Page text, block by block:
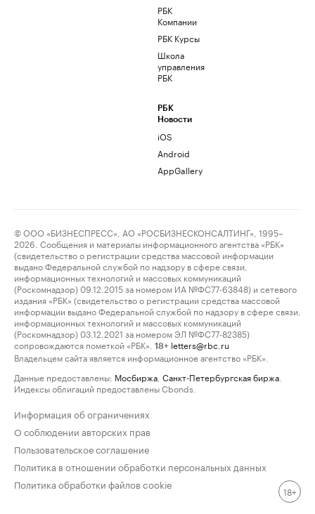
РБК
Компании
РБК Курсы
Школа
управления
РБК
РБК
Новости
iOS
Android
AppGallery
© ООО «БИЗНЕСПРЕСС», АО «РОСБИЗНЕСКОНСАЛТИНГ», 1995–
2026. Сообщения и материалы информационного агентства «РБК»
(свидетельство о регистрации средства массовой информации
выдано Федеральной службой по надзору в сфере связи,
информационных технологий и массовых коммуникаций
(Роскомнадзор) 09.12.2015 за номером ИА №ФС77-63848) и сетевого
издания «РБК» (свидетельство о регистрации средства массовой
информации выдано Федеральной службой по надзору в сфере связи,
информационных технологий и массовых коммуникаций
(Роскомнадзор) 03.12.2021 за номером ЭЛ №ФС77-82385)
сопровождаются пометкой «РБК».
18+ letters@rbc.ru
Владельцем сайта является информационное агентство «РБК».
Данные предоставлены: Мосбиржа Санкт-Петербургская биржа
Индексы облигаций предоставлены Cbonds.
Информация об ограничениях
О соблюдении авторских прав
Пользовательское соглашение
Политика в отношении обработки персональных данных
Политика обработки файлов cookie
18+